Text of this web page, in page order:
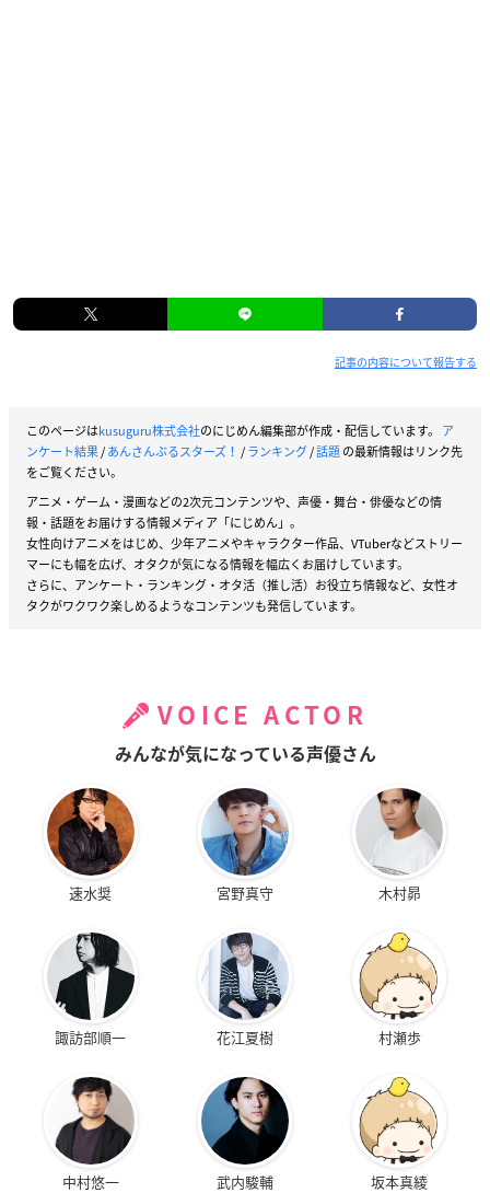
記事の内容について報告する
このページはkusuguru株式会社のにじめん編集部が作成・配信しています。 ア
ンケート結果/あんさんぶるスターズ！ /ランキング/話題の最新情報はリンク先
をご覧ください。
アニメ・ゲーム・漫画などの2次元コンテンツや、声優・舞台・俳優などの情
報・話題をお届けする情報メディア「にじめん」。
女性向けアニメをはじめ、少年アニメやキャラクター作品、VTuberなどストリー
マーにも幅を広げ、オタクが気になる情報を幅広くお届けしています。
さらに、アンケート・ランキング・オタ活（推し活）お役立ち情報など、女性オ
タクがワクワク楽しめるようなコンテンツも発信しています。
VOICE ACTOR
みんなが気になっている声優さん
速水奨 宮野真守 木村昴
諏訪部順一 花江夏樹 村瀬歩
中村悠一 武内駿輔 坂本真綾